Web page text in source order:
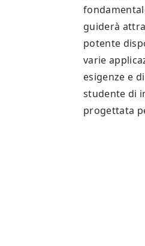
guiderà
potente
varie
esigenze e
studente di
progettata